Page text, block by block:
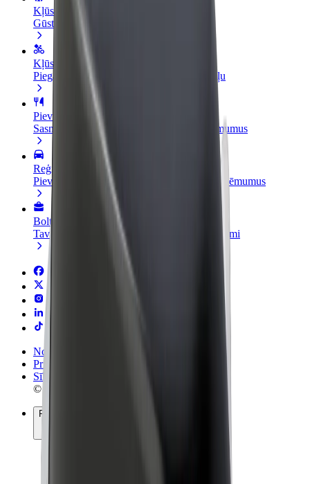
Kļūsti par autovadītāju
Gūsti ieņēmumus, kā vēlies
Kļūsti par kurjeru
Piegādā ēdienu un saņem izmaksu ik nedēļu
Pievieno restorānu vai veikalu
Sasniedz vairāk klientu un paaugstini ieņēmumus
Reģistrējies kā autoparka īpašnieks
Pievieno savu autoparku Bolt un palielini ieņēmumus
Bolt for Business
Tavam uzņēmumam pielāgoti Bolt pakalpojumi
Noteikumi un nosacījumi
Privātuma politika
Sīkdatnes
© 2026 Bolt Technology OÜ
Pakalpojumi